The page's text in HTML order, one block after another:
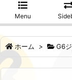
Menu
ホーム > G6